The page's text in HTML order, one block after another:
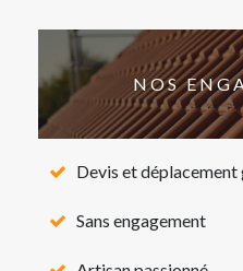
NOS
Devis et
Sans engagement